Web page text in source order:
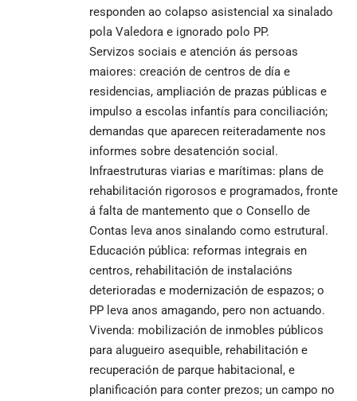
responden ao colapso asistencial xa sinalado
pola Valedora e ignorado polo PP.
Servizos sociais e atención ás persoas
maiores: creación de centros de día e
residencias, ampliación de prazas públicas e
impulso a escolas infantís para conciliación;
demandas que aparecen reiteradamente nos
informes sobre desatención social.
Infraestruturas viarias e marítimas: plans de
rehabilitación rigorosos e programados, fronte
á falta de mantemento que o Consello de
Contas leva anos sinalando como estrutural.
Educación pública: reformas integrais en
centros, rehabilitación de instalacións
deterioradas e modernización de espazos; o
PP leva anos amagando, pero non actuando.
Vivenda: mobilización de inmobles públicos
para alugueiro asequible, rehabilitación e
recuperación de parque habitacional, e
planificación para conter prezos; un campo no